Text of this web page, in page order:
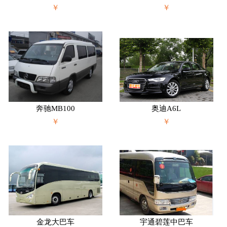
￥
￥
奔驰MB100
￥
奥迪A6L
￥
金龙大巴车
宇通碧莲中巴车